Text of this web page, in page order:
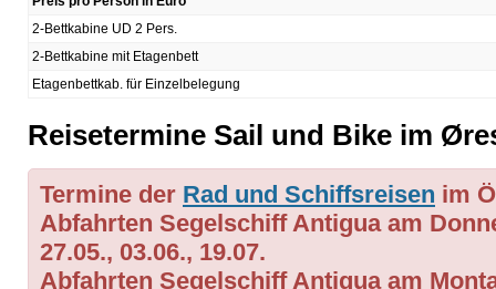
2-Bettkabine UD 2 Pers.
2-Bettkabine mit Etagenbett
Etagenbettkab. für Einzelbelegung
Reisetermine Sail und Bike im
Termine der Rad und Schiffsreisen im
Abfahrten Segelschiff Antigua am
27.05., 03.06., 19.07.
Abfahrten Segelschiff Antigua am